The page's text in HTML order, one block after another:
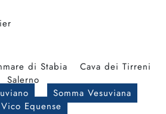
di Stabia
Cava dei Tirreni
Salerno
Somma Vesuviana
Vico Equense